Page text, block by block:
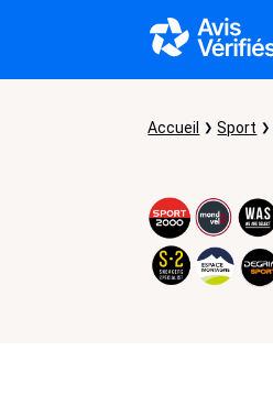
Accueil Sport